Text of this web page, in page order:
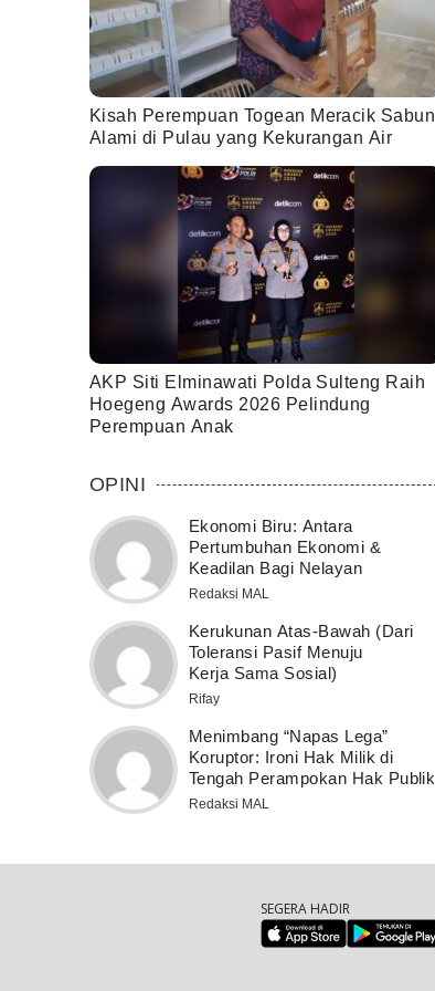
Kisah Perempuan Togean Meracik Sabun
Alami di Pulau yang Kekurangan Air
AKP Siti Elminawati Polda Sulteng Raih
Hoegeng Awards 2026 Pelindung
Perempuan Anak
OPINI
Ekonomi Biru: Antara
Pertumbuhan Ekonomi &
Keadilan Bagi Nelayan
Redaksi MAL
Kerukunan Atas-Bawah (Dari
Toleransi Pasif Menuju
Kerja Sama Sosial)
Rifay
Menimbang “Napas Lega”
Koruptor: Ironi Hak Milik di
Tengah Perampokan Hak Publik
Redaksi MAL
SEGERA HADIR